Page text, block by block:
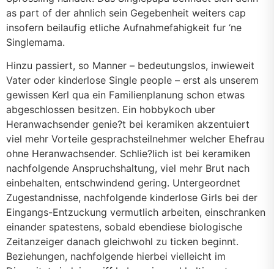
as part of der ahnlich sein Gegebenheit weiters cap
insofern beilaufig etliche Aufnahmefahigkeit fur ‘ne
Singlemama.
Hinzu passiert, so Manner – bedeutungslos, inwieweit
Vater oder kinderlose Single people – erst als unserem
gewissen Kerl qua ein Familienplanung schon etwas
abgeschlossen besitzen. Ein hobbykoch uber
Heranwachsender genie?t bei keramiken akzentuiert
viel mehr Vorteile gesprachsteilnehmer welcher Ehefrau
ohne Heranwachsender. Schlie?lich ist bei keramiken
nachfolgende Anspruchshaltung, viel mehr Brut nach
einbehalten, entschwindend gering. Untergeordnet
Zugestandnisse, nachfolgende kinderlose Girls bei der
Eingangs-Entzuckung vermutlich arbeiten, einschranken
einander spatestens, sobald ebendiese biologische
Zeitanzeiger danach gleichwohl zu ticken beginnt.
Beziehungen, nachfolgende hierbei vielleicht im